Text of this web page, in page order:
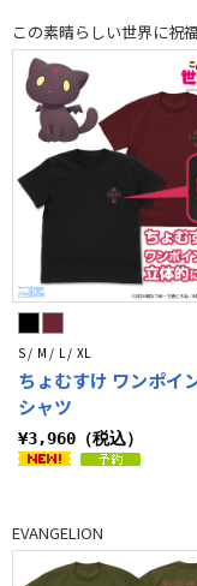
この素晴らしい世界に祝
S / M / L / XL
ちょむすけ ワンポイ
シャツ
¥3,960（税込）
EVANGELION